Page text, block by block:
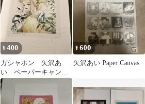
¥400
ガシャポン 矢沢あ
い ペーパーキャンバ
ス
¥600
矢沢あい Paper Canvas